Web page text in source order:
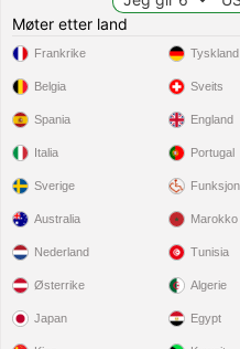
Møter etter land
Frankrike
Belgia
Spania
Italia
Sverige
Tyskland
Sveits
England
Portugal
Australia
Nederland
Østerrike
Japan
Marokko
Tunisia
Algerie
Egypt